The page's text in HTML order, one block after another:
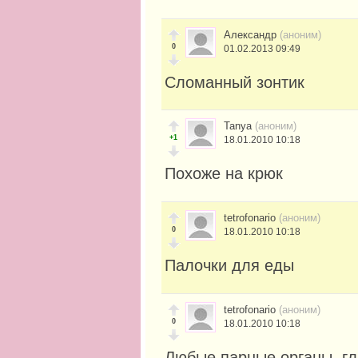
0
Александр (аноним)
01.02.2013 09:49
Сломанный зонтик
+1
Tanya (аноним)
18.01.2010 10:18
Похоже на крюк
0
tetrofonario (аноним)
18.01.2010 10:18
Палочки для еды
0
tetrofonario (аноним)
18.01.2010 10:18